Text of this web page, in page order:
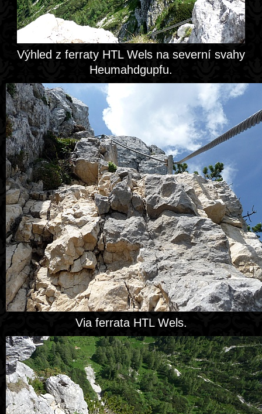
Výhled z ferraty HTL Wels na severní svahy
Heumahdgupfu.
Via ferrata HTL Wels.